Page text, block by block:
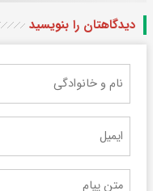
دیدگاهتان را بنویسید